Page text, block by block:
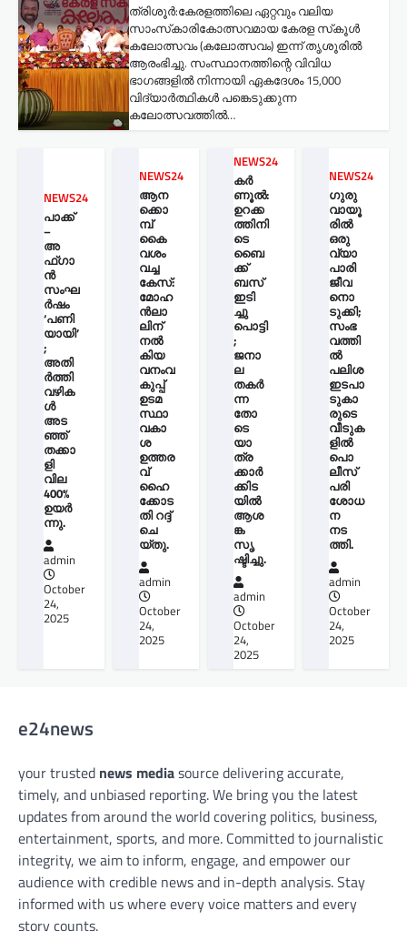
ത്രിശൂർ:കേരളത്തിലെ ഏറ്റവും വലിയ
സാംസ്‌കാരികോത്സവമായ കേരള സ്‌കൂൾ
കലോത്സവം (കലോത്സവം) ഇന്ന് തൃശൂരിൽ
ആരംഭിച്ചു. സംസ്ഥാനത്തിന്റെ വിവിധ
ഭാഗങ്ങളിൽ നിന്നായി ഏകദേശം 15,000
വിദ്യാർത്ഥികൾ പങ്കെടുക്കുന്ന
കലോത്സവത്തിൽ…
NEWS24
പാക്ക്
–
അ
ഫ്ഗാ
ൻ
സംഘ
ർഷം
‘പണി
യായി’
;
അതി
ർത്തി
വഴിക
ൾ
അട
ഞ്ഞ്
തക്കാ
ളി
വില
400%
ഉയർ
ന്നു.
admin
October
24,
2025
NEWS24
ആന
ക്കൊ
മ്പ്
കൈ
വശം
വച്ച
കേസ്:
മോഹ
ന്‍ലാ
ലിന്
നൽ
കിയ
വനംവ
കുപ്പ്
ഉടമ
സ്ഥാ
വകാ
ശ
ഉത്തര
വ്
ഹൈ
ക്കോട
തി റദ്ദ്
ചെ
യ്തു.
admin
October
24,
2025
NEWS24
കർ
ണൂൽ:
ഉറക്ക
ത്തിനി
ടെ
ബൈ
ക്ക്
ബസ്
ഇടി
ച്ചു
പൊട്ടി
;
ജനാ
ല
തകർ
ന്ന
തോ
ടെ
യാ
ത്ര
ക്കാർ
ക്കിട
യിൽ
ആശ
ങ്ക
സൃ
ഷ്ടിച്ചു.
admin
October
24,
2025
NEWS24
ഗുരു
വായൂ
രില്‍
ഒരു
വ്യാ
പാരി
ജീവ
നൊ
ടുക്കി;
സംഭ
വത്തി
ല്‍
പലിശ
ഇടപാ
ടുകാ
രുടെ
വീടുക
ളില്‍
പൊ
ലീസ്
പരി
ശോധ
ന
നട
ത്തി.
admin
October
24,
2025
e24news
your trusted news mediasource delivering accurate,
timely, and unbiased reporting. We bring you the latest
updates from around the world covering politics, business,
entertainment, sports, and more. Committed to journalistic
integrity, we aim to inform, engage, and empower our
audience with credible news and in-depth analysis. Stay
informed with us where every voice matters and every
story counts.